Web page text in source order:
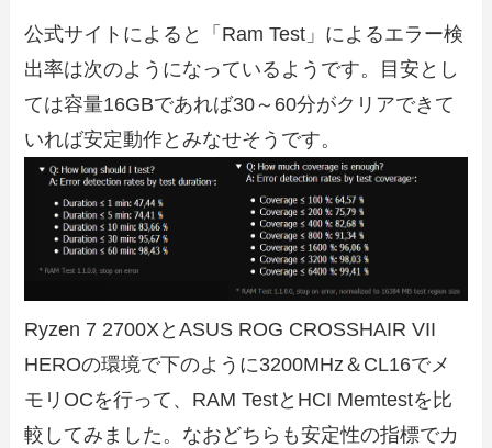
公式サイトによると「Ram Test」によるエラー検
出率は次のようになっているようです。目安とし
ては容量16GBであれば30～60分がクリアできて
いれば安定動作とみなせそうです。
Ryzen 7 2700XとASUS ROG CROSSHAIR VII
HEROの環境で下のように3200MHz＆CL16でメ
モリOCを行って、RAM TestとHCI Memtestを比
較してみました。なおどちらも安定性の指標でカ